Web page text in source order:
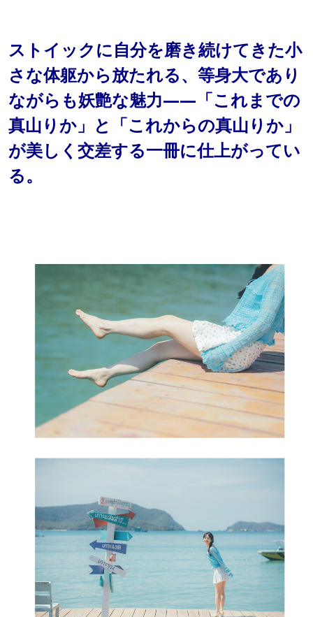
ストイックに自分を磨き続けてきた小
さな体躯から放たれる、等身大であり
ながらも妖艶な魅力——「これまでの
真山りか」と「これからの真山りか」
が美しく交差する一冊に仕上がってい
る。